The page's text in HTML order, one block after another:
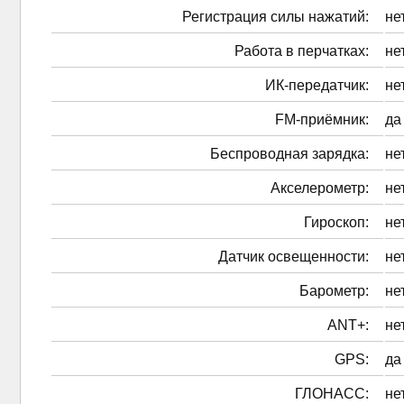
Регистрация силы нажатий:
Работа в перчатках:
ИК-передатчик:
FM-приёмник: да
Беспроводная зарядка:
Акселерометр:
Гироскоп:
Датчик освещенности:
Барометр:
ANT+:
GPS: да
ГЛОНАСС: